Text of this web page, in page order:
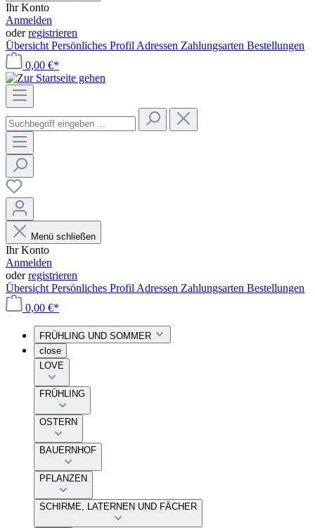
Ihr Konto
Anmelden
oderregistrieren
Übersicht Persönliches Profil Adressen Zahlungsarten Bestellungen
0,00 €*
Menü schließen
Ihr Konto
Anmelden
oderregistrieren
Übersicht Persönliches Profil Adressen Zahlungsarten Bestellungen
0,00 €*
FRÜHLING UND SOMMER
close
LOVE
FRÜHLING
OSTERN
BAUERNHOF
PFLANZEN
SCHIRME, LATERNEN UND FÄCHER